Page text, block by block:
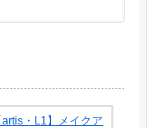
・L1】メイクア